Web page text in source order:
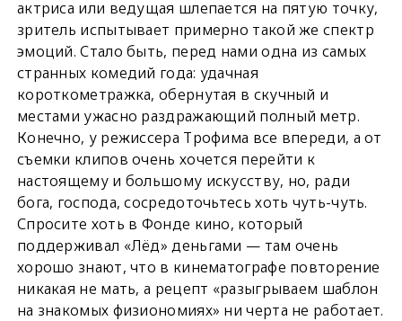
актриса или ведущая шлепается на пятую точку,
зритель испытывает примерно такой же спектр
эмоций. Стало быть, перед нами одна из самых
странных комедий года: удачная
короткометражка, обернутая в скучный и
местами ужасно раздражающий полный метр.
Конечно, у режиссера Трофима все впереди, а от
съемки клипов очень хочется перейти к
настоящему и большому искусству, но, ради
бога, господа, сосредоточьтесь хоть чуть-чуть.
Спросите хоть в Фонде кино, который
поддерживал «Лёд» деньгами — там очень
хорошо знают, что в кинематографе повторение
никакая не мать, а рецепт «разыгрываем шаблон
на знакомых физиономиях» ни черта не работает.